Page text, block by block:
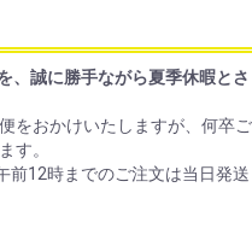
誠に勝手ながら夏季休暇とさ
をおかけいたしますが、何卒ご
す。
前12時までのご注文は当日発送